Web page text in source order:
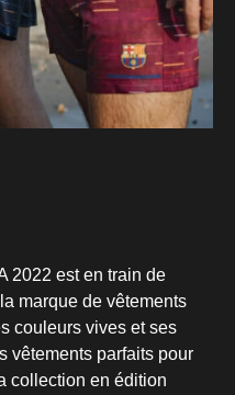
2022 est en train de
marque de vêtements
couleurs vives et ses
vêtements parfaits pour
collection en édition